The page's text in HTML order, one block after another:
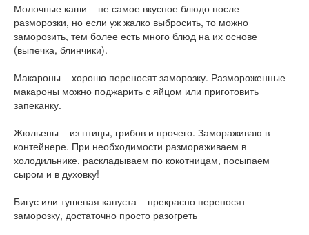
Молочные каши – не самое вкусное блюдо после
разморозки, но если уж жалко выбросить, то можно
заморозить, тем более есть много блюд на их основе
(выпечка, блинчики).
Макароны – хорошо переносят заморозку. Размороженные
макароны можно поджарить с яйцом или приготовить
запеканку.
Жюльены – из птицы, грибов и прочего. Замораживаю в
контейнере. При необходимости размораживаем в
холодильнике, раскладываем по кокотницам, посыпаем
сыром и в духовку!
Бигус или тушеная капуста – прекрасно переносят
заморозку, достаточно просто разогреть